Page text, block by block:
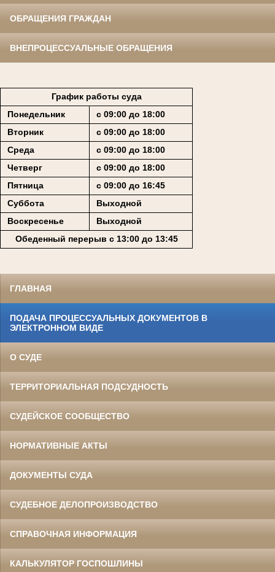
ОБРАЩЕНИЯ ГРАЖДАН
ВНЕПРОЦЕССУАЛЬНЫЕ ОБРАЩЕНИЯ
График работы суда
Понедельник
с 09:00 до 18:00
Вторник
с 09:00 до 18:00
Среда
с 09:00 до 18:00
Четверг
с 09:00 до 18:00
Пятница
с 09:00 до 16:45
Суббота
Выходной
Воскресенье
Выходной
Обеденный перерыв с 13:00 до 13:45
ГЛАВНАЯ
ПОДАЧА ПРОЦЕССУАЛЬНЫХ ДОКУМЕНТОВ В
ЭЛЕКТРОННОМ ВИДЕ
О СУДЕ
ТЕРРИТОРИАЛЬНАЯ ПОДСУДНОСТЬ
СУДЕЙСКОЕ СООБЩЕСТВО
НОРМАТИВНЫЕ АКТЫ
ДОКУМЕНТЫ СУДА
СУДЕБНОЕ ДЕЛОПРОИЗВОДСТВО
СПРАВОЧНАЯ ИНФОРМАЦИЯ
КАЛЬКУЛЯТОР ГОСПОШЛИНЫ